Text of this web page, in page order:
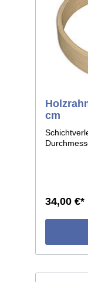
cm
34,00 €*